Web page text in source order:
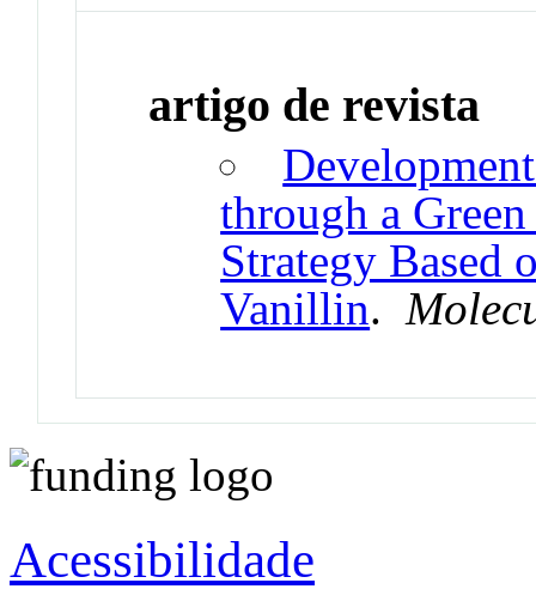
artigo de revista
through a
Strategy Based
Vanillin.
Acessibilidade